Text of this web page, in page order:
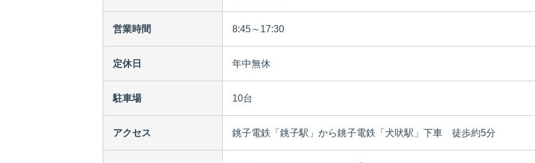
営業時間 8:45～17:30
定休日 年中無休
駐車場 10台
アクセス 銚子電鉄「銚子駅」から銚子電鉄「犬吠駅」下車 徒歩約5分